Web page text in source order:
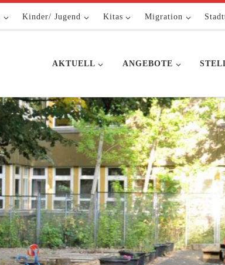
Kinder/ Jugend Kitas Migration
AKTUELL ANGEBOTE